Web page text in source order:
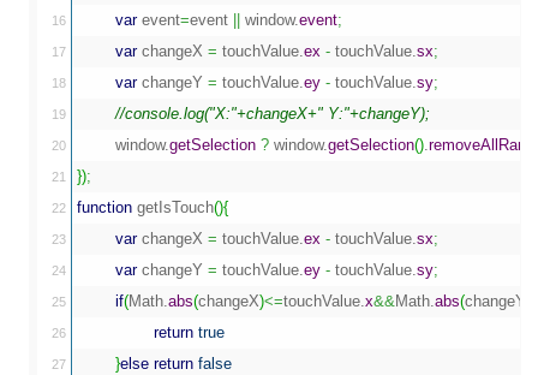
16
17
18
19
20
21
22
23
24
25
26
27
var event=event window.event;
var changeX = touchValue.ex - touchValue.sx;
var changeY = touchValue.ey - touchValue.sy;
//console.log("X:"+changeX+" Y:"+changeY);
	window.
getSelection ? window.getSelection().
});
function getIsTouch(){
var changeX = touchValue.ex - touchValue.sx;
var changeY = touchValue.ey - touchValue.sy;
if(Math.abs(changeX)<=touchValue.x&&Math.abs(changeY
return true
}else return false